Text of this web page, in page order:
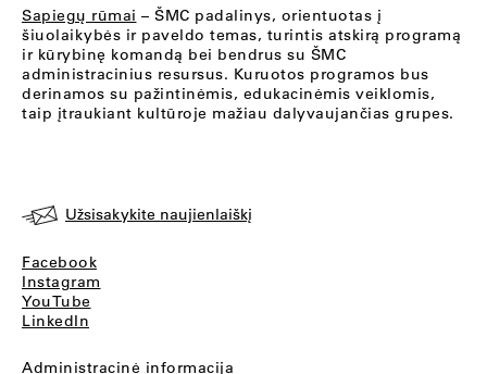
Sapiegų rūmai – ŠMC padalinys, orientuotas į
šiuolaikybės ir paveldo temas, turintis atskirą programą
ir kūrybinę komandą bei bendrus su ŠMC
administracinius resursus. Kuruotos programos bus
derinamos su pažintinėmis, edukacinėmis veiklomis,
taip įtraukiant kultūroje mažiau dalyvaujančias grupes.
Užsisakykite naujienlaiškį
Facebook
Instagram
YouTube
LinkedIn
Administracinė informacija